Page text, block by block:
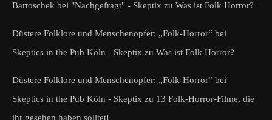
Bartoschek bei "Nachgefragt" - Skeptix zu Was ist Folk Horror?
Düstere Folklore und Menschenopfer: „Folk-Horror“ bei
Skeptics in the Pub Köln - Skeptix zu Was ist Folk Horror?
Düstere Folklore und Menschenopfer: „Folk-Horror“ bei
Skeptics in the Pub Köln - Skeptix zu 13 Folk-Horror-Filme, die
ihr gesehen haben solltet!